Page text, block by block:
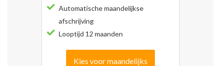
Automatische maandelijkse
afschrijving
Looptijd 12 maanden
Kies voor maandelijks